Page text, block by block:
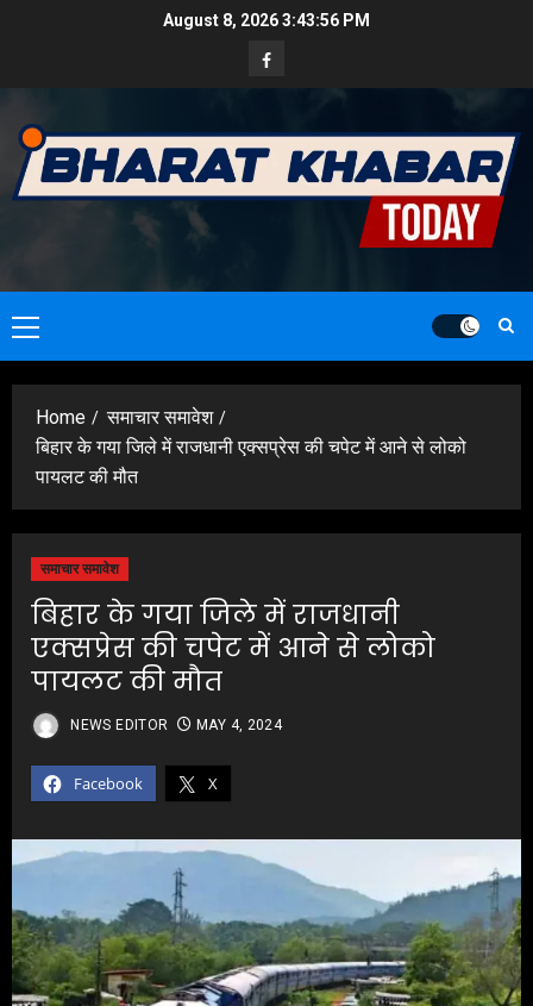
August 8, 20263:43:57 PM
Facebook
Primary
Menu
Home
समाचार समावेश
बिहार के गया जिले में राजधानी एक्सप्रेस की चपेट में आने से लोको
पायलट की मौत
समाचार समावेश
बिहार के गया जिले में राजधानी
एक्सप्रेस की चपेट में आने से लोको
पायलट की मौत
Facebook X
NEWS EDITOR MAY 4, 2024